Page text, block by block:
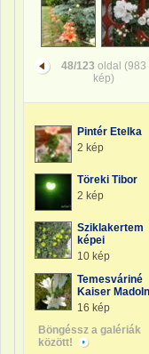
48/123 oldal (983
kép)
Pintér Etelka
2 kép
Töreki Tibor
2 kép
Sziklakertem
képei
10 kép
Temesváriné
Kaiser
16 kép
Böngéssz a galériák
között!